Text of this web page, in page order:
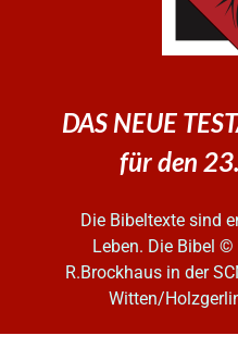
DAS NEUE
für den
Die Bibeltexte sind
Leben. Die Bibel ©
R.Brockhaus in der
Witten/